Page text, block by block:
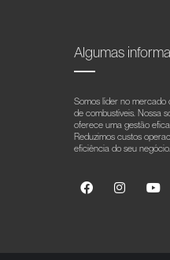
Algumas
Somos líder no mercado
de combustíveis. Nossa
oferece uma gestão
Reduzimos custos
eficiência do seu negócio.